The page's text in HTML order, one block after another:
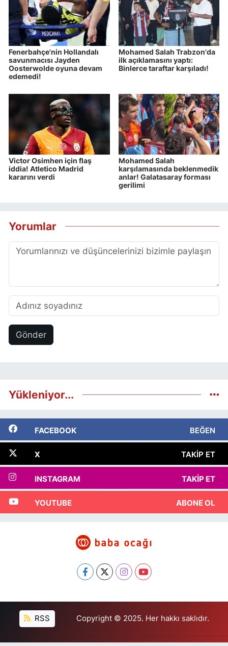
Fenerbahçe'nin Hollandalı
savunmacısı Jayden
Oosterwolde oyuna devam
edemedi!
Mohamed Salah Trabzon'da
ilk açıklamasını yaptı:
Binlerce taraftar karşıladı!
Victor Osimhen için flaş
iddia! Atletico Madrid
kararını verdi
Mohamed Salah
karşılamasında beklenmedik
anlar! Galatasaray forması
gerilimi
Yorumlar
Gönder
Yükleniyor...
FACEBOOK BEĞEN
X TAKIP ET
INSTAGRAM TAKIP ET
YOUTUBE ABONE OL
RSS Copyright © 2025. Her hakkı saklıdır.